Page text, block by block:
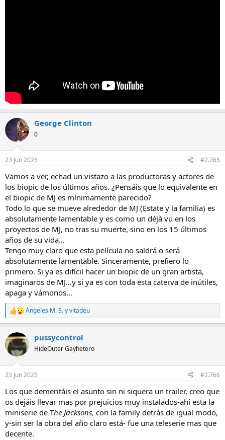
George Clinton
0
23 Jun 2025 #2.765
Vamos a ver, echad un vistazo a las productoras y actores de
los biopic de los últimos años. ¿Pensáis que lo equivalente en
el biopic de MJ es mínimamente parecido?
Todo lo que se mueve alrededor de MJ (Estate y la familia) es
absolutamente lamentable y es como un déjà vu en los
proyectos de MJ, no tras su muerte, sino en los 15 últimos
años de su vida…
Tengo muy claro que esta película no saldrá o será
absolutamente lamentable. Sinceramente, prefiero lo
primero. Si ya es difícil hacer un biopic de un gran artista,
imaginaros de MJ…y si ya es con toda esta caterva de inútiles,
apaga y vámonos…
R
e
c
c
i
e
:
Ángeles M. S.yvitadeu
pussycontrol
HideOuter Gayhetero
23 Jun 2025 #2.766
Los que demeritáis el asunto sin ni siquera un trailer, creo que
os dejáis llevar mas por prejuicios muy instalados-ahí esta la
miniserie de The Jacksons, con la family detrás de igual modo,
y-sin ser la obra del año claro está- fue una teleserie mas que
decente.